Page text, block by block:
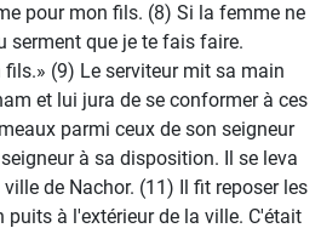
pour mon fils. (8) Si la femme ne
serment que je te fais faire.
(9) Le serviteur mit sa main
et lui jura de se conformer à ces
parmi ceux de son seigneur
à sa disposition. Il se leva
de Nachor. (11) Il fit reposer les
à l'extérieur de la ville. C'était